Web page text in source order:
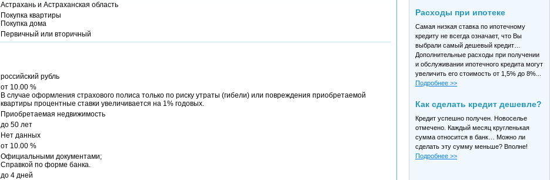
Астрахань и Астраханская область
Покупка квартиры
Покупка дома
Первичный или вторичный
российский рубль
от 10.00 %
В случае оформления страхового полиса только по риску утраты (гибели) или повреждения приобретаемой
квартиры процентные ставки увеличивается на 1% годовых.
Приобретаемая недвижимость
до 50 лет
Нет данных
от 10.00 %
Официальными документами;
Справкой по форме банка.
до 4 дней
Расходы при ипотеке
Самая низкая ставка по ипотечному
кредиту не всегда означает, что Вы
выбрали самый дешевый кредит…
Дополнительные расходы при получении
и обслуживании ипотечного кредита могут
увеличить его стоимость от 1,5% до 8%...
Подробнее >>
Как сделать кредит дешевле?
Кредит успешно получен. Новоселье
отмечено. Каждый месяц кругленькая
сумма относится в банк… Можно ли
сделать эту сумму меньше? Вполне!
Подробнее >>